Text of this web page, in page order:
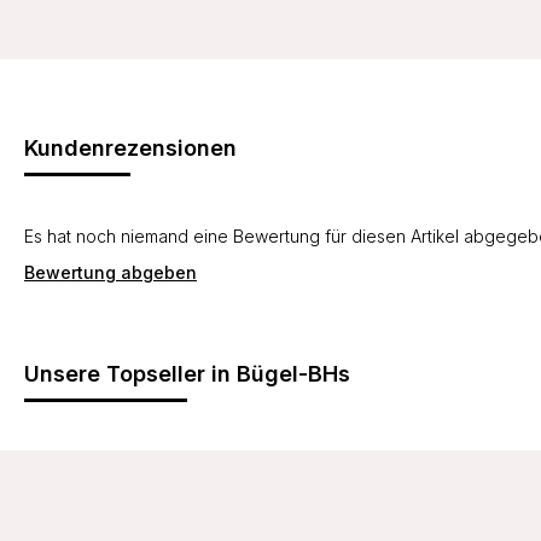
Kundenrezensionen
Es hat noch niemand eine Bewertung für diesen Artikel
Bewertung abgeben
Unsere Topseller in Bügel-BHs